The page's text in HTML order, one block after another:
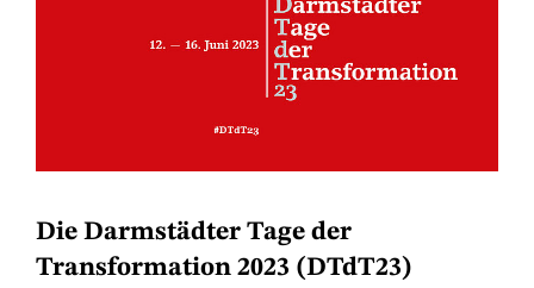
Die Darmstädter Tage der
Transformation 2023 (DTdT23)